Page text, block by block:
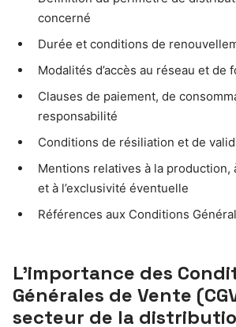
concerné
Durée et conditions de
Modalités d’accès au réseau et de
Clauses de paiement, de
responsabilité
Conditions de résiliation et de
Mentions relatives à la production,
et à l’exclusivité éventuelle
Références aux Conditions
L’importance des
Générales de Vente
secteur de la